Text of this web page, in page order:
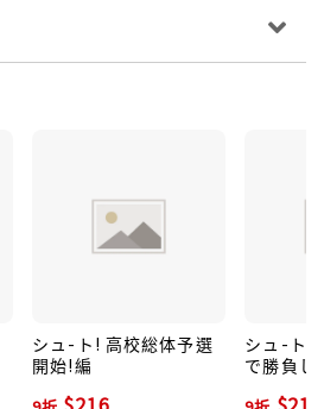
シュ-ト! 高校総体予選
開始!編
シュ-ト!
で勝負し